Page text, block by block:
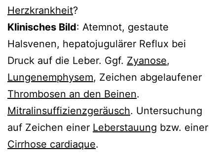
Herzkrankheit?
Klinisches Bild: Atemnot, gestaute
Halsvenen, hepatojugulärer Reflux bei
Druck auf die Leber. Ggf. Zyanose,
Lungenemphysem, Zeichen abgelaufener
Thrombosen an den Beinen.
Mitralinsuffizienzgeräusch. Untersuchung
auf Zeichen einer Leberstauung bzw. einer
Cirrhose cardiaque.